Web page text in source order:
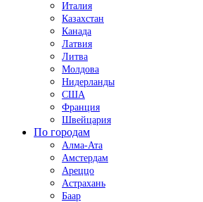
Италия
Казахстан
Канада
Латвия
Литва
Молдова
Нидерланды
США
Франция
Швейцария
По городам
Алма-Ата
Амстердам
Ареццо
Астрахань
Баар